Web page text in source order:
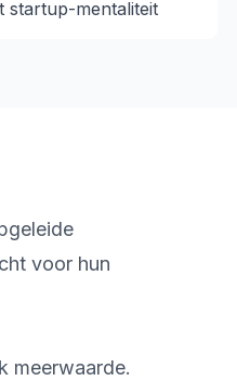
startup-mentaliteit
voor hun
meerwaarde.